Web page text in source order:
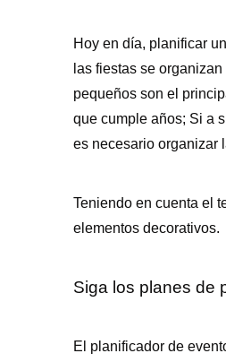
Hoy en día, planificar
las fiestas se
pequeños son el
que cumple años; Si a
es necesario organizar
Teniendo en cuenta el
elementos decorativos.
Siga los planes de
El planificador de